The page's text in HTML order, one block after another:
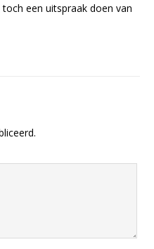
een uitspraak doen van